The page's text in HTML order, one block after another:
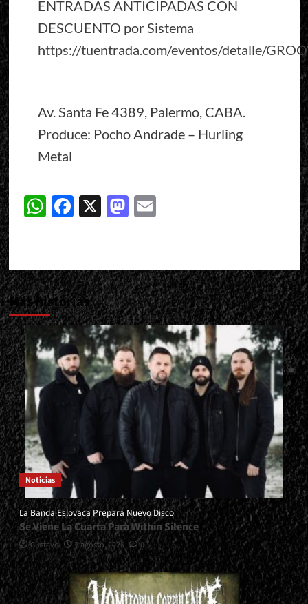
ENTRADAS ANTICIPADAS CON
DESCUENTO por Sistema
https://tuentrada.com/eventos/detalle/
Av. Santa Fe 4389, Palermo, CABA.
Produce: Pocho Andrade – Hurling
Metal
WhatsApp
Facebook
X Mastodon
Email
Más historias
Noticias
La Banda Eslovaca Prepara Nuevo Disco
Se Viene La Cuarta Para Within Silence
Gustavo 7 agosto, 2026 0